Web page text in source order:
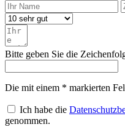
Bitte geben Sie die
Die mit einem * markierten
Ich habe die
genommen.